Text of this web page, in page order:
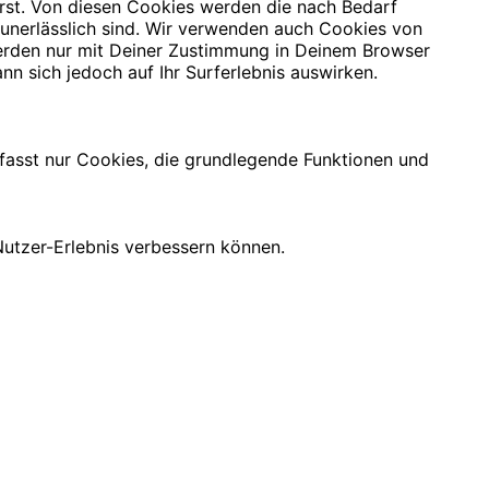
Von diesen Cookies werden die nach Bedarf
sind. Wir verwenden auch Cookies von
nur mit Deiner Zustimmung in Deinem Browser
sich jedoch auf Ihr Surferlebnis auswirken.
nur Cookies, die grundlegende Funktionen und
Erlebnis verbessern können.